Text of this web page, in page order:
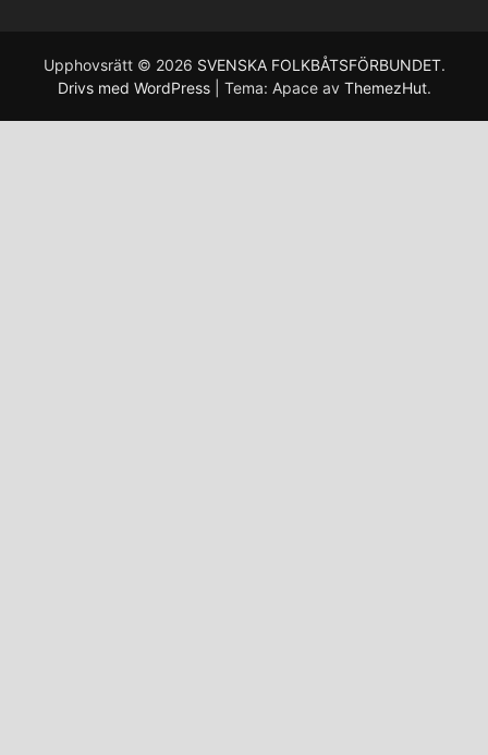
Upphovsrätt © 2026 SVENSKA FOLKBÅTSFÖRBUNDET.
Drivs med WordPress
Tema: Apace av ThemezHut.